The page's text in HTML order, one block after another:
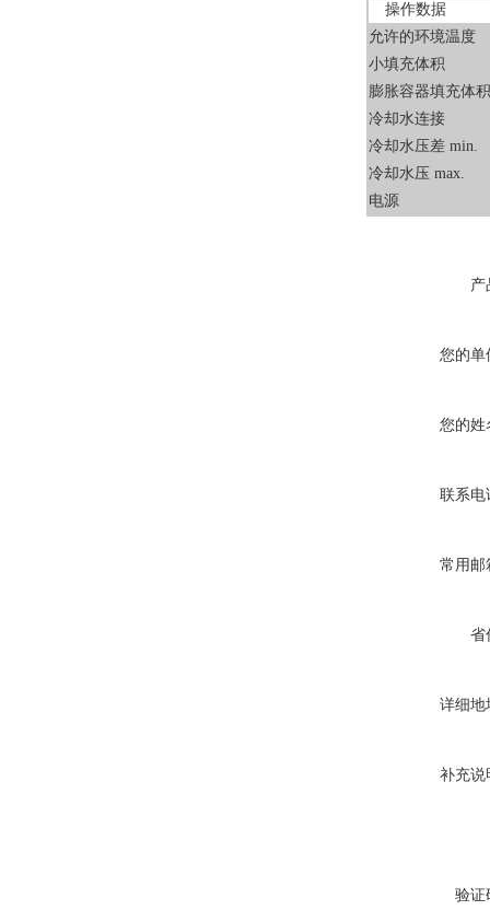
操作数据
允许的环境温度
小填充体积
膨胀容器填充体积
冷却水连接
冷却水压差 min.
冷却水压 max.
电源
产
您的单
您的姓
联系电
常用邮
省
详细地
补充说
验证